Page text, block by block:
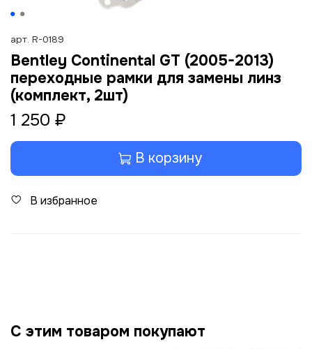
арт. R-0189
Bentley Continental GT (2005-2013)
переходные рамки для замены линз
(комплект, 2шт)
1 250 ₽
В корзину
В избранное
С этим товаром покупают